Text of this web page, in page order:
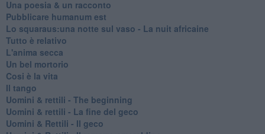
Una poesia & un racconto
Pubblicare humanum est
Lo squaraus:una notte sul vaso - La nuit africaine
Tutto è relativo
L'anima secca
Un bel mortorio
Cosi è la vita
Il tango
​Uomini & rettili - The beginning
​Uomini & rettili - La fine del geco
Uomini & Rettili - Il geco